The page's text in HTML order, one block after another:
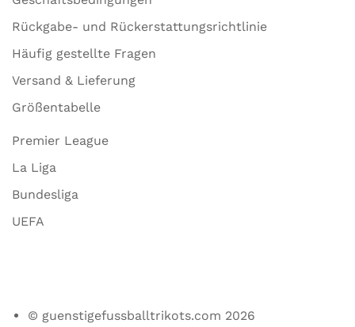
Rückgabe- und Rückerstattungsrichtlinie
Häufig gestellte Fragen
Versand & Lieferung
Größentabelle
Premier League
La Liga
Bundesliga
UEFA
© guenstigefussballtrikots.com 2026